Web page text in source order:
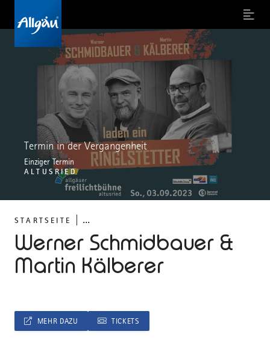
Menu
STARTSEITE ...
Werner Schmidbauer &
Martin Kälberer
Termin in der Vergangenheit
Einziger Termin
ALTUSRIED
MEHR DAZU TICKETS